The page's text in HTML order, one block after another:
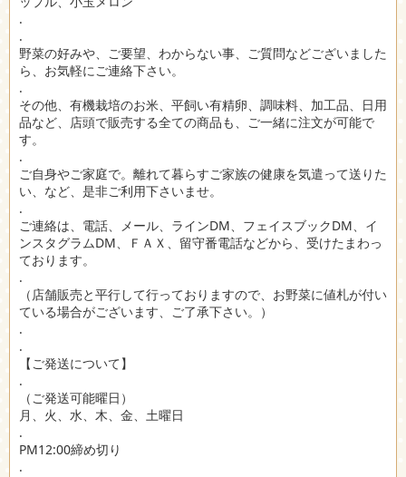
.
.
野菜の好みや、ご要望、わからない事、ご質問などございました
ら、お気軽にご連絡下さい。
.
その他、有機栽培のお米、平飼い有精卵、調味料、加工品、日用
品など、店頭で販売する全ての商品も、ご一緒に注文が可能で
す。
.
ご自身やご家庭で。離れて暮らすご家族の健康を気遣って送りた
い、など、是非ご利用下さいませ。
.
ご連絡は、電話、メール、ラインDM、フェイスブックDM、イ
ンスタグラムDM、ＦＡＸ、留守番電話などから、受けたまわっ
ております。
.
（店舗販売と平行して行っておりますので、お野菜に値札が付い
ている場合がございます、ご了承下さい。）
.
.
【ご発送について】
.
（ご発送可能曜日）
月、火、水、木、金、土曜日
.
PM12:00締め切り
.